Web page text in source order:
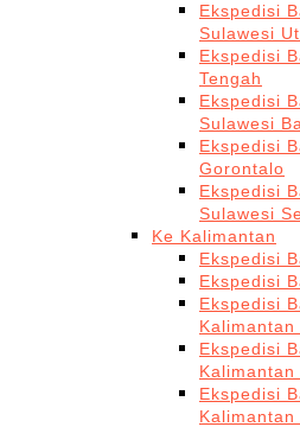
Ekspedisi
Sulawesi
Ekspedisi
Tengah
Ekspedisi
Sulawesi
Ekspedisi
Gorontalo
Ekspedisi
Sulawesi
Ke Kalimantan
Ekspedisi
Ekspedisi
Ekspedisi
Kalimantan
Ekspedisi
Kalimantan
Ekspedisi
Kalimantan